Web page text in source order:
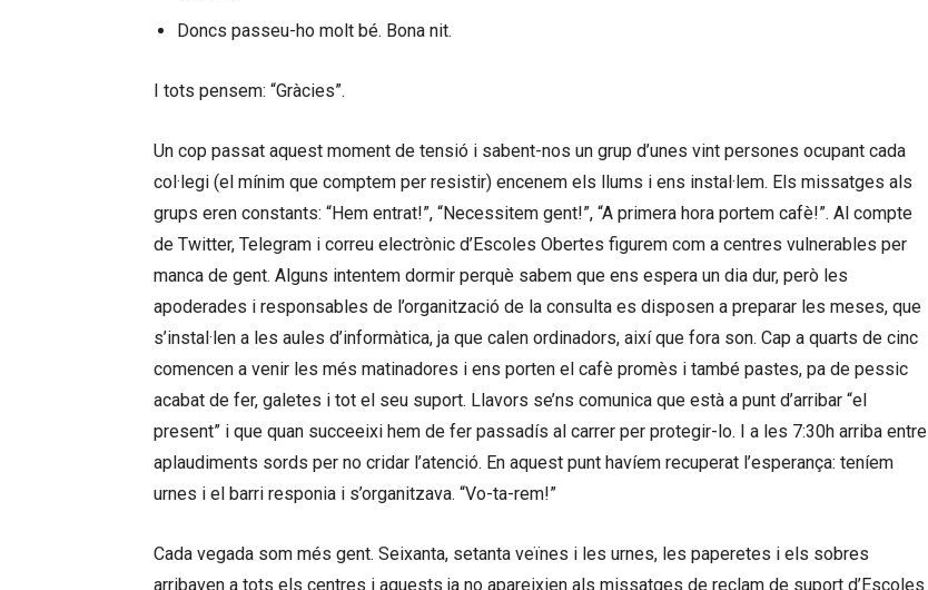
Doncs passeu-ho molt bé. Bona nit.
I tots pensem: “Gràcies”.
Un cop passat aquest moment de tensió i sabent-nos un grup d’unes vint persones ocupant cada
col·legi (el mínim que comptem per resistir) encenem els llums i ens instal·lem. Els missatges als
grups eren constants: “Hem entrat!”, “Necessitem gent!”, “A primera hora portem cafè!”. Al compte
de Twitter, Telegram i correu electrònic d’Escoles Obertes figurem com a centres vulnerables per
manca de gent. Alguns intentem dormir perquè sabem que ens espera un dia dur, però les
apoderades i responsables de l’organització de la consulta es disposen a preparar les meses, que
s’instal·len a les aules d’informàtica, ja que calen ordinadors, així que fora son. Cap a quarts de cinc
comencen a venir les més matinadores i ens porten el cafè promès i també pastes, pa de pessic
acabat de fer, galetes i tot el seu suport. Llavors se’ns comunica que està a punt d’arribar “el
present” i que quan succeeixi hem de fer passadís al carrer per protegir-lo. I a les 7:30h arriba entre
aplaudiments sords per no cridar l’atenció. En aquest punt havíem recuperat l’esperança: teníem
urnes i el barri responia i s’organitzava. “Vo-ta-rem!”
Cada vegada som més gent. Seixanta, setanta veïnes i les urnes, les paperetes i els sobres
arribaven a tots els centres i aquests ja no apareixien als missatges de reclam de suport d’Escoles